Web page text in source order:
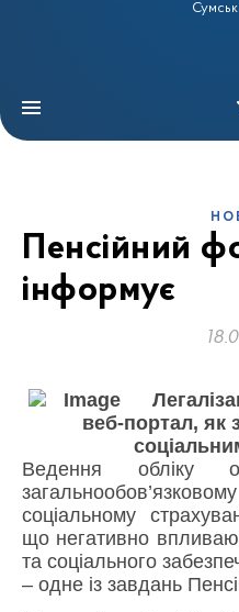
Пенсійний
інформує
веб-портал, як
Ведення обліку
соціальному
що негативно
та соціального
– одне із завдань